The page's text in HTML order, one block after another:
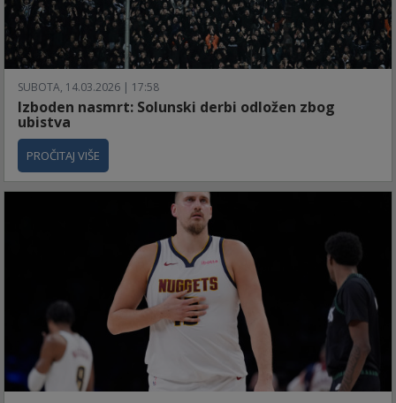
SUBOTA, 14.03.2026 | 17:58
Izboden nasmrt: Solunski derbi odložen zbog
ubistva
PROČITAJ VIŠE